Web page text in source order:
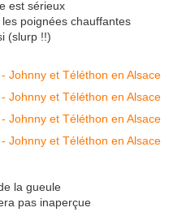
est sérieux
poignées chauffantes
(slurp !!)
la gueule
pas inaperçue